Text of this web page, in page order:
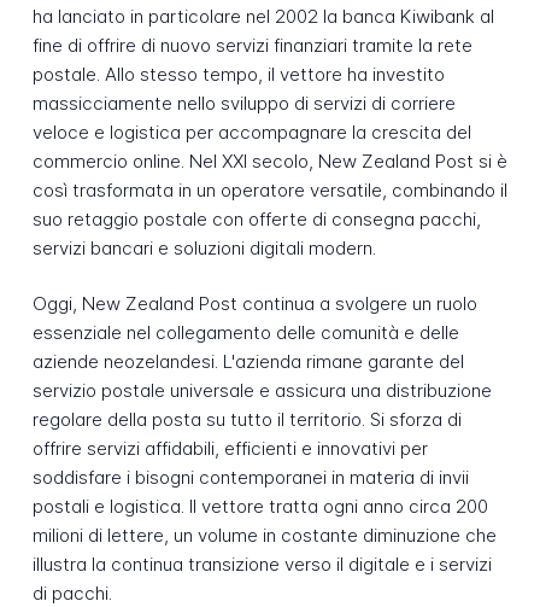
ha lanciato in particolare nel 2002 la banca Kiwibank al
fine di offrire di nuovo servizi finanziari tramite la rete
postale. Allo stesso tempo, il vettore ha investito
massicciamente nello sviluppo di servizi di corriere
veloce e logistica per accompagnare la crescita del
commercio online. Nel XXI secolo, New Zealand Post si è
così trasformata in un operatore versatile, combinando il
suo retaggio postale con offerte di consegna pacchi,
servizi bancari e soluzioni digitali modern.
Oggi, New Zealand Post continua a svolgere un ruolo
essenziale nel collegamento delle comunità e delle
aziende neozelandesi. L'azienda rimane garante del
servizio postale universale e assicura una distribuzione
regolare della posta su tutto il territorio. Si sforza di
offrire servizi affidabili, efficienti e innovativi per
soddisfare i bisogni contemporanei in materia di invii
postali e logistica. Il vettore tratta ogni anno circa 200
milioni di lettere, un volume in costante diminuzione che
illustra la continua transizione verso il digitale e i servizi
di pacchi.